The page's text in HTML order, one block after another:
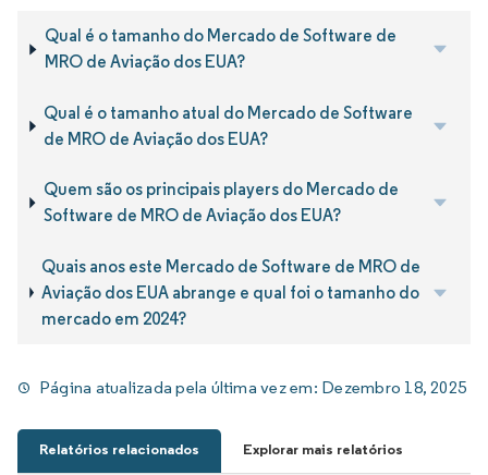
Qual é o tamanho do Mercado de Software de
MRO de Aviação dos EUA?
Qual é o tamanho atual do Mercado de Software
de MRO de Aviação dos EUA?
Quem são os principais players do Mercado de
Software de MRO de Aviação dos EUA?
Quais anos este Mercado de Software de MRO de
Aviação dos EUA abrange e qual foi o tamanho do
mercado em 2024?
Página atualizada pela última vez em: Dezembro 18, 2025
Relatórios relacionados Explorar mais relatórios